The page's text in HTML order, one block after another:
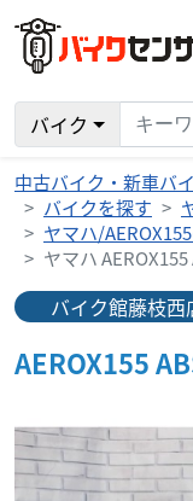
バイク
中古バイク・新車バ
バイクを探す
ヤマハ/
ヤマハ AEROX155
バイク館藤枝西
AEROX155